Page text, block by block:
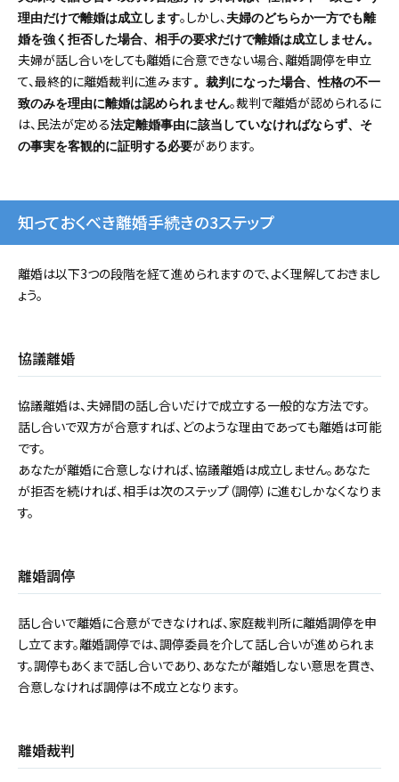
理由だけで離婚は成立します。しかし、 夫婦のどちらか一方でも離
婚を強く拒否した場合、相手の要求だけで離婚は成立しません。
夫婦が話し合いをしても離婚に合意できない場合、離婚調停を申立
て、最終的に離婚裁判に進みます。裁判になった場合、性格の不一
致のみを理由に離婚は認められません。裁判で離婚が認められるに
は、民法が定める法定離婚事由に該当していなければならず、そ
の事実を客観的に証明する必要があります。
知っておくべき離婚手続きの3ステップ
離婚は以下3つの段階を経て進められますので、よく理解しておきまし
ょう。
協議離婚
協議離婚は、夫婦間の話し合いだけで成立する一般的な方法です。
話し合いで双方が合意すれば、どのような理由であっても離婚は可能
です。
あなたが離婚に合意しなければ、協議離婚は成立しません。あなた
が拒否を続ければ、相手は次のステップ（調停）に進むしかなくなりま
す。
離婚調停
話し合いで離婚に合意ができなければ、家庭裁判所に離婚調停を申
し立てます。離婚調停では、調停委員を介して話し合いが進められま
す。調停もあくまで話し合いであり、あなたが離婚しない意思を貫き、
合意しなければ調停は不成立となります。
離婚裁判